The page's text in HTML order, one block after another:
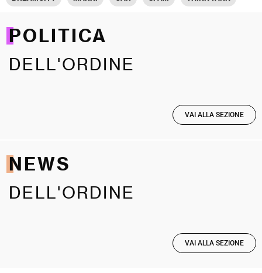
POLITICA
DELL'ORDINE
VAI ALLA SEZIONE
NEWS
DELL'ORDINE
VAI ALLA SEZIONE